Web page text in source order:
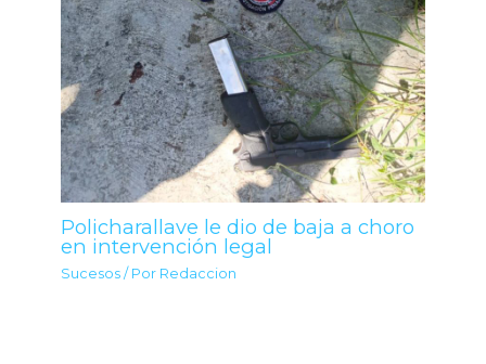
Policharallave le dio de baja a choro
en intervención legal
Sucesos / Por Redaccion